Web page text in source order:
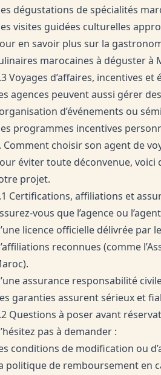
dégustations de spécialités
visites guidées culturelles
en savoir plus sur la
marocaines à déguster à
Voyages d’affaires, incentives et
agences peuvent aussi gérer
d’événements ou
programmes incentives
Comment choisir son agent de
éviter toute déconvenue,
projet.
Certifications, affiliations et
vous que l’agence ou
licence officielle délivrée par
reconnues (comme
assurance responsabilité
garanties assurent sérieux et
Questions à poser avant
pas à demander :
conditions de modification ou
politique de remboursement en